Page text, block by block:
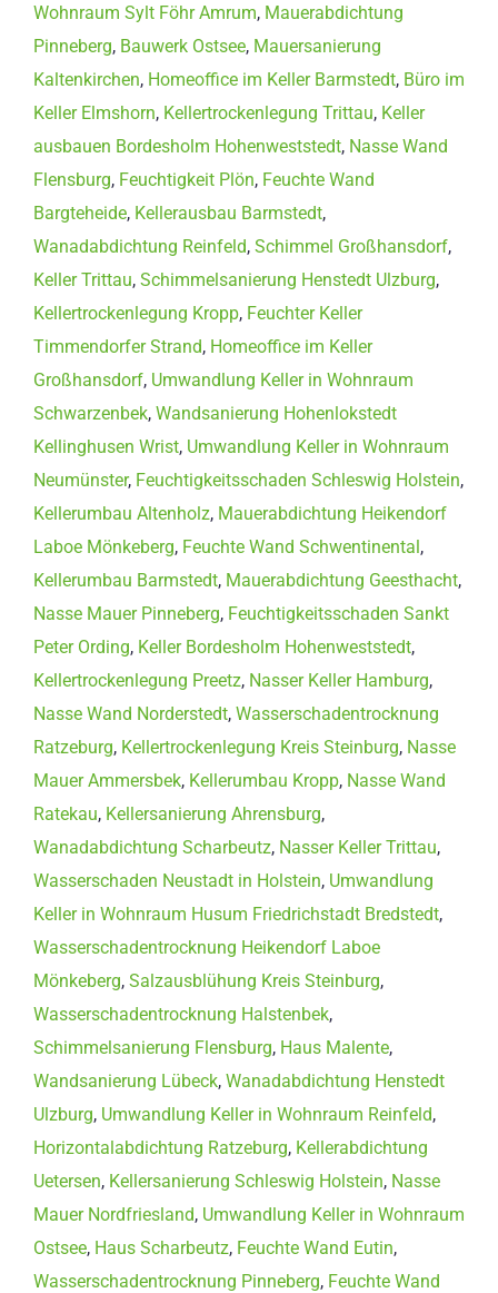
Wohnraum Sylt Föhr Amrum, Mauerabdichtung
Pinneberg, Bauwerk Ostsee, Mauersanierung
Kaltenkirchen, Homeoffice im Keller Barmstedt, Büro im
Keller Elmshorn, Kellertrockenlegung Trittau, Keller
ausbauen Bordesholm Hohenweststedt, Nasse Wand
Flensburg, Feuchtigkeit Plön, Feuchte Wand
Bargteheide, Kellerausbau Barmstedt,
Wanadabdichtung Reinfeld, Schimmel Großhansdorf,
Keller Trittau, Schimmelsanierung Henstedt Ulzburg,
Kellertrockenlegung Kropp, Feuchter Keller
Timmendorfer Strand, Homeoffice im Keller
Großhansdorf, Umwandlung Keller in Wohnraum
Schwarzenbek, Wandsanierung Hohenlokstedt
Kellinghusen Wrist, Umwandlung Keller in Wohnraum
Neumünster, Feuchtigkeitsschaden Schleswig Holstein,
Kellerumbau Altenholz, Mauerabdichtung Heikendorf
Laboe Mönkeberg, Feuchte Wand Schwentinental,
Kellerumbau Barmstedt, Mauerabdichtung Geesthacht,
Nasse Mauer Pinneberg, Feuchtigkeitsschaden Sankt
Peter Ording, Keller Bordesholm Hohenweststedt,
Kellertrockenlegung Preetz, Nasser Keller Hamburg,
Nasse Wand Norderstedt, Wasserschadentrocknung
Ratzeburg, Kellertrockenlegung Kreis Steinburg, Nasse
Mauer Ammersbek, Kellerumbau Kropp, Nasse Wand
Ratekau, Kellersanierung Ahrensburg,
Wanadabdichtung Scharbeutz, Nasser Keller Trittau,
Wasserschaden Neustadt in Holstein, Umwandlung
Keller in Wohnraum Husum Friedrichstadt Bredstedt,
Wasserschadentrocknung Heikendorf Laboe
Mönkeberg, Salzausblühung Kreis Steinburg,
Wasserschadentrocknung Halstenbek,
Schimmelsanierung Flensburg, Haus Malente,
Wandsanierung Lübeck, Wanadabdichtung Henstedt
Ulzburg, Umwandlung Keller in Wohnraum Reinfeld,
Horizontalabdichtung Ratzeburg, Kellerabdichtung
Uetersen, Kellersanierung Schleswig Holstein, Nasse
Mauer Nordfriesland, Umwandlung Keller in Wohnraum
Ostsee, Haus Scharbeutz, Feuchte Wand Eutin,
Wasserschadentrocknung Pinneberg, Feuchte Wand